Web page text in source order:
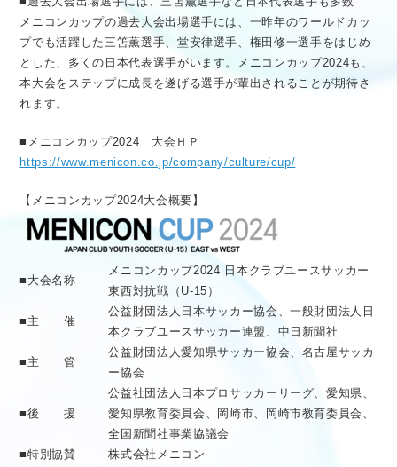
メニコンカップの過去大会出場選手には、一昨年のワールドカッ
プでも活躍した三笘薫選手、堂安律選手、権田修一選手をはじめ
とした、多くの日本代表選手がいます。メニコンカップ2024も、
本大会をステップに成長を遂げる選手が輩出されることが期待さ
れます。
■メニコンカップ2024 大会ＨＰ
https://www.menicon.co.jp/company/culture/cup/
【メニコンカップ2024大会概要】
■大会名称
メニコンカップ2024 日本クラブユースサッカー
東西対抗戦（U-15）
■主 催
公益財団法人日本サッカー協会、一般財団法人日
本クラブユースサッカー連盟、中日新聞社
■主 管
公益財団法人愛知県サッカー協会、名古屋サッカ
ー協会
■後 援
公益社団法人日本プロサッカーリーグ、愛知県、
愛知県教育委員会、岡崎市、岡崎市教育委員会、
全国新聞社事業協議会
■特別協賛
株式会社メニコン